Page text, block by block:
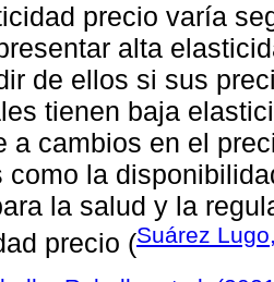
precio varía
alta
de ellos si sus
tienen baja
a cambios en el
como la
la salud y la
precio (Suárez